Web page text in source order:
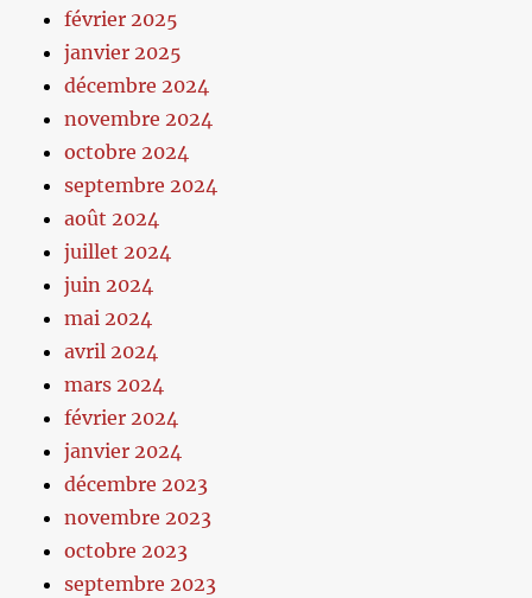
février 2025
janvier 2025
décembre 2024
novembre 2024
octobre 2024
septembre 2024
août 2024
juillet 2024
juin 2024
mai 2024
avril 2024
mars 2024
février 2024
janvier 2024
décembre 2023
novembre 2023
octobre 2023
septembre 2023